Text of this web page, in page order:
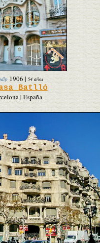
1906 | 54 años
Batlló
| España